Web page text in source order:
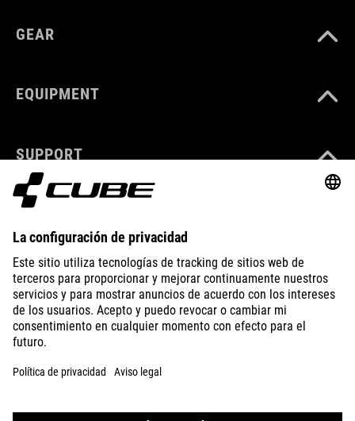
GEAR
EQUIPMENT
SUPPORT
ABOUT US
EXPLORE